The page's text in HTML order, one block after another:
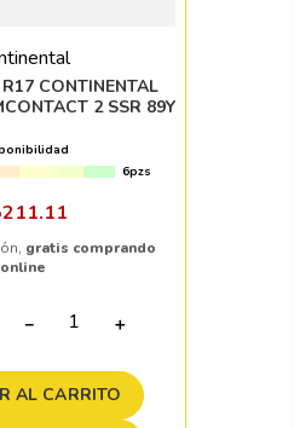
CONTINENTAL
2 SSR 89Y
6pzs
.11
gratis comprando
online
＋
－
AL CARRITO